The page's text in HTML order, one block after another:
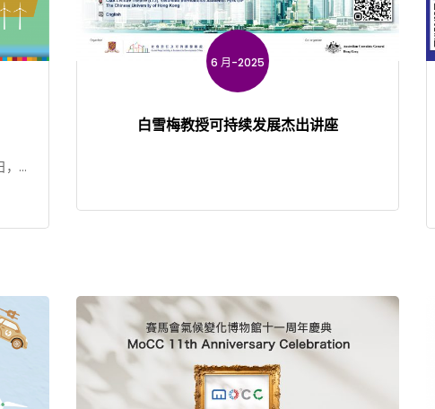
旨
6 月-2025
白雪梅教授可持续发展杰出讲座